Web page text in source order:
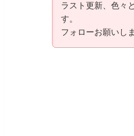
ラスト更新、色々
す。
フォローお願いし